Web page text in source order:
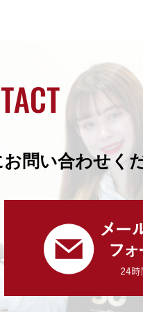
問い合わせく